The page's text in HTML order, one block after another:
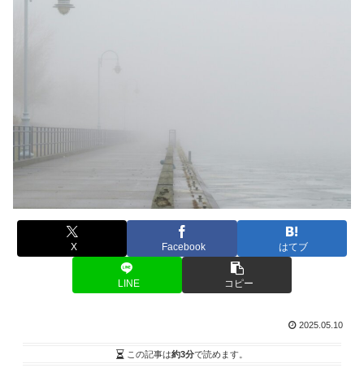
X Facebook はてブ
LINE コピー
2025.05.10
この記事は約3分で読めます。